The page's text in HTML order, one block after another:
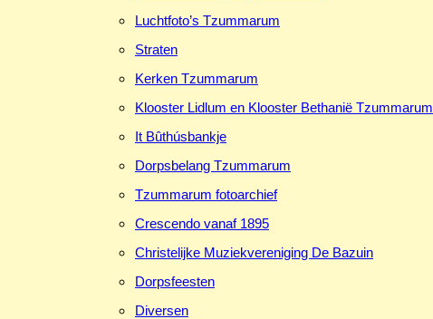
Luchtfoto’s Tzummarum
Straten
Kerken Tzummarum
Klooster Lidlum en Klooster Bethanië Tzummarum
It Bûthúsbankje
Dorpsbelang Tzummarum
Tzummarum fotoarchief
Crescendo vanaf 1895
Christelijke Muziekvereniging De Bazuin
Dorpsfeesten
Diversen